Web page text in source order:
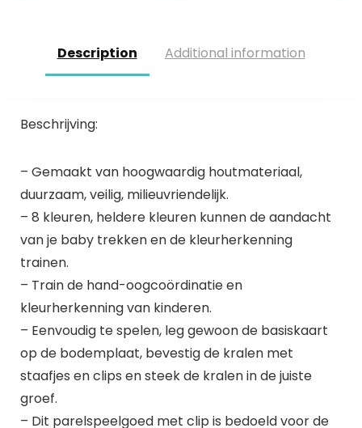
Description Additional information
Beschrijving:
– Gemaakt van hoogwaardig houtmateriaal,
duurzaam, veilig, milieuvriendelijk.
– 8 kleuren, heldere kleuren kunnen de aandacht
van je baby trekken en de kleurherkenning
trainen.
– Train de hand-oogcoördinatie en
kleurherkenning van kinderen.
– Eenvoudig te spelen, leg gewoon de basiskaart
op de bodemplaat, bevestig de kralen met
staafjes en clips en steek de kralen in de juiste
groef.
– Dit parelspeelgoed met clip is bedoeld voor de